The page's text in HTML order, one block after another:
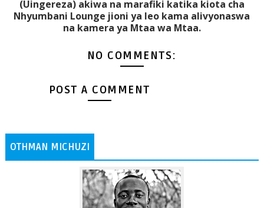
(Uingereza) akiwa na marafiki katika kiota cha
Nhyumbani Lounge jioni ya leo kama alivyonaswa
na kamera ya Mtaa wa Mtaa.
NO COMMENTS:
POST A COMMENT
OTHMAN MICHUZI